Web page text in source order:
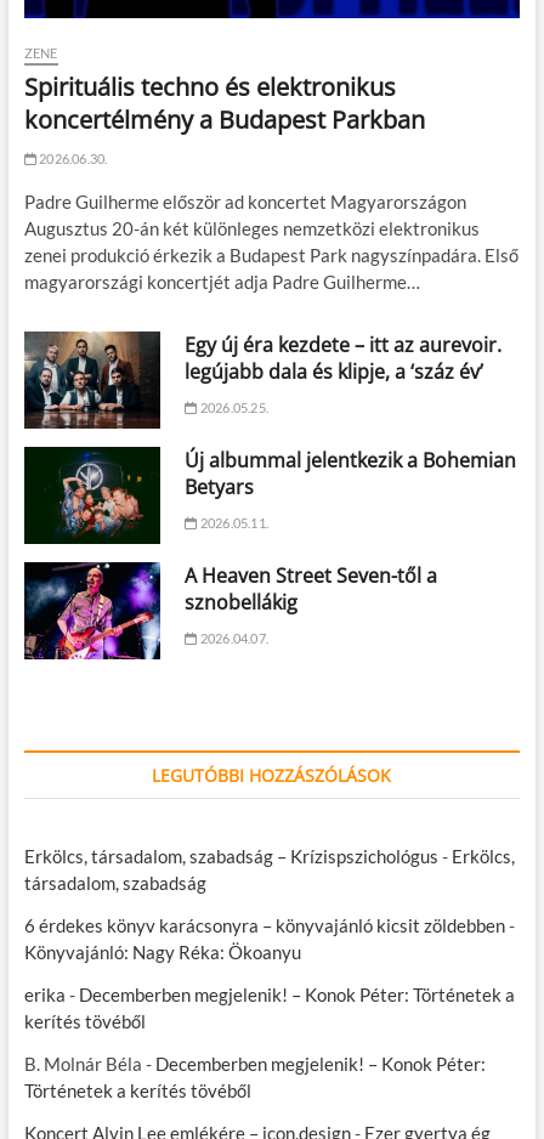
ZENE
Spirituális techno és elektronikus
koncertélmény a Budapest Parkban
2026.06.30.
Padre Guilherme először ad koncertet Magyarországon
Augusztus 20-án két különleges nemzetközi elektronikus
zenei produkció érkezik a Budapest Park nagyszínpadára. Első
magyarországi koncertjét adja Padre Guilherme…
Egy új éra kezdete – itt az aurevoir.
legújabb dala és klipje, a ‘száz év’
2026.05.25.
Új albummal jelentkezik a Bohemian
Betyars
2026.05.11.
A Heaven Street Seven-től a
sznobellákig
2026.04.07.
LEGUTÓBBI HOZZÁSZÓLÁSOK
Erkölcs, társadalom, szabadság – Krízispszichológus - Erkölcs,
társadalom, szabadság
6 érdekes könyv karácsonyra – könyvajánló kicsit zöldebben-
Könyvajánló: Nagy Réka: Ökoanyu
erika - Decemberben megjelenik! – Konok Péter: Történetek a
kerítés tövéből
B. Molnár Béla - Decemberben megjelenik! – Konok Péter:
Történetek a kerítés tövéből
Koncert Alvin Lee emlékére – icon.design- Ezer gyertya ég